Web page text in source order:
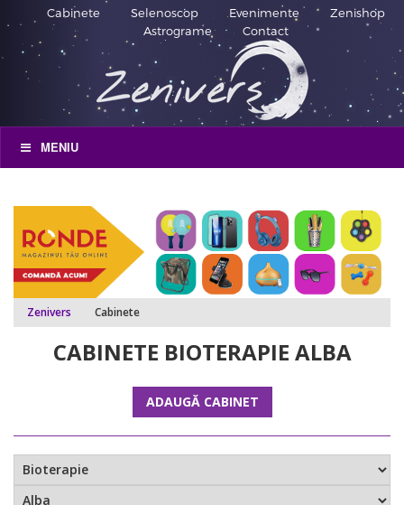
Cabinete Selenoscop Evenimente
Zenishop
Astrograme
Contact
MENIU
Zenivers Cabinete
CABINETE BIOTERAPIE ALBA
ADAUGĂ CABINET